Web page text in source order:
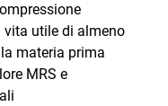
vita utile di almeno
materia prima
MRS e